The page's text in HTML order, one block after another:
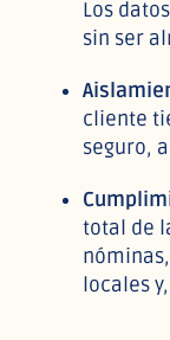
Los
sin ser
cliente
seguro,
total de
locales